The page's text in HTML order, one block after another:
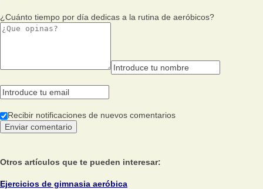
¿Cuánto tiempo por día dedicas a la rutina de aeróbicos?
Recibir notificaciones de nuevos comentarios
Otros artículos que te pueden interesar:
Ejercicios de gimnasia aeróbica